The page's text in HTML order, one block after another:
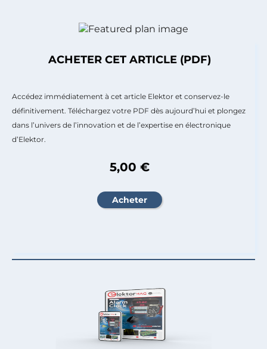
ACHETER CET ARTICLE (PDF)
Accédez immédiatement à cet article Elektor et conservez-le
définitivement. Téléchargez votre PDF dès aujourd’hui et plongez
dans l’univers de l’innovation et de l’expertise en électronique
d’Elektor.
5,00 €